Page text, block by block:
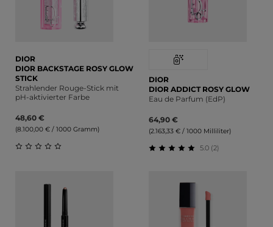
DIOR
DIOR BACKSTAGE ROSY GLOW
STICK
Strahlender Rouge-Stick mit
pH-aktivierter Farbe
48,60 €
(8.100,00 € / 1000 Gramm)
DIOR
DIOR ADDICT ROSY GLOW
Eau de Parfum (EdP)
64,90 €
(2.163,33 € / 1000 Milliliter)
5.0 (2)